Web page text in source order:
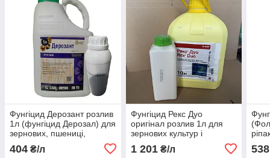
Фунгіцид Дерозант розлив
1л (фунгіцид Дерозал) для
зернових, пшениці,
соняшнику
404 ₴/л
Фунгіцид Рекс Дуо
оригінал розлив 1л для
зернових культур і
1 201₴/л 538